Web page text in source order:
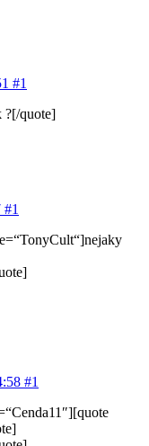
#1
?[/quote]
#1
#1